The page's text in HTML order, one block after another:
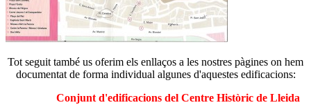
Tot seguit també us oferim els enllaços a les nostres pàgines on hem
documentat de forma individual algunes d'aquestes edificacions:
Conjunt d'edificacions del Centre Històric de Lleida